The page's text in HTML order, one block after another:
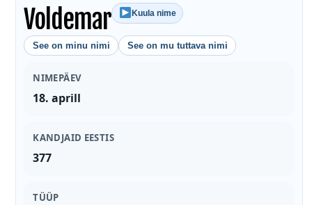
Voldemar Kuula nime
See on minu nimi See on mu tuttava nimi
NIMEPÄEV
18. aprill
KANDJAID EESTIS
377
TÜÜP